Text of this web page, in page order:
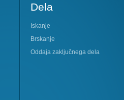
Dela
Iskanje
Brskanje
Oddaja zaključnega dela